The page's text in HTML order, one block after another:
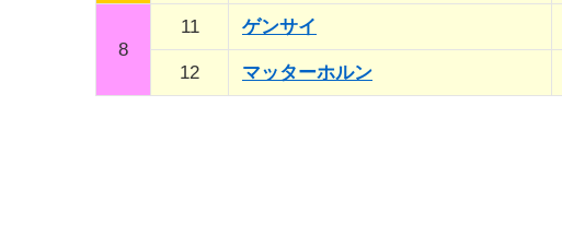
8
11 ゲンサイ
12 マッターホルン